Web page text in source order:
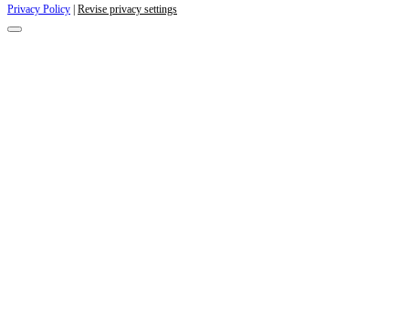
Privacy Policy | Revise privacy settings